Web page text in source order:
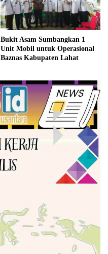
Bukit Asam Sumbangkan 1
Unit Mobil untuk Operasional
Baznas Kabupaten Lahat